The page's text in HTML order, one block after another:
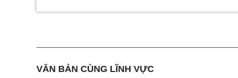
VĂN BẢN CÙNG LĨNH VỰC